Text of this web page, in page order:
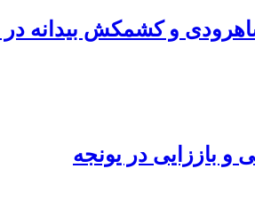
و کشمکش بیدانه در
و باززایی در یونجه